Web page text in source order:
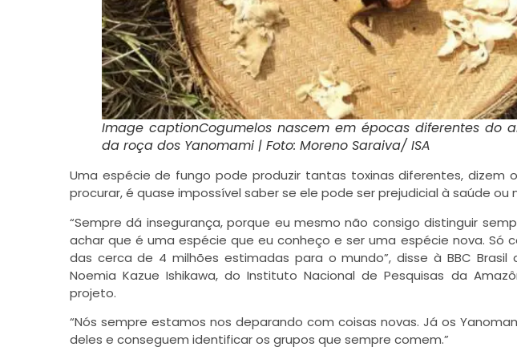
Image captionCogumelos nascem em épocas diferentes do
da roça dos Yanomami | Foto: Moreno Saraiva/ ISA
Uma espécie de fungo pode produzir tantas toxinas diferentes, dizem
procurar, é quase impossível saber se ele pode ser prejudicial à saúde ou
“Sempre dá insegurança, porque eu mesmo não consigo distinguir
achar que é uma espécie que eu conheço e ser uma espécie nova. Só
das cerca de 4 milhões estimadas para o mundo”, disse à BBC
Noemia Kazue Ishikawa, do Instituto Nacional de Pesquisas da
projeto.
“Nós sempre estamos nos deparando com coisas novas. Já os
deles e conseguem identificar os grupos que sempre comem.”